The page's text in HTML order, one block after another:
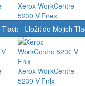
Xerox WorkCentre
5230 V Fnex
TlačiarníUložiť do Mojich
Xerox WorkCentre
5230 V Fnlx